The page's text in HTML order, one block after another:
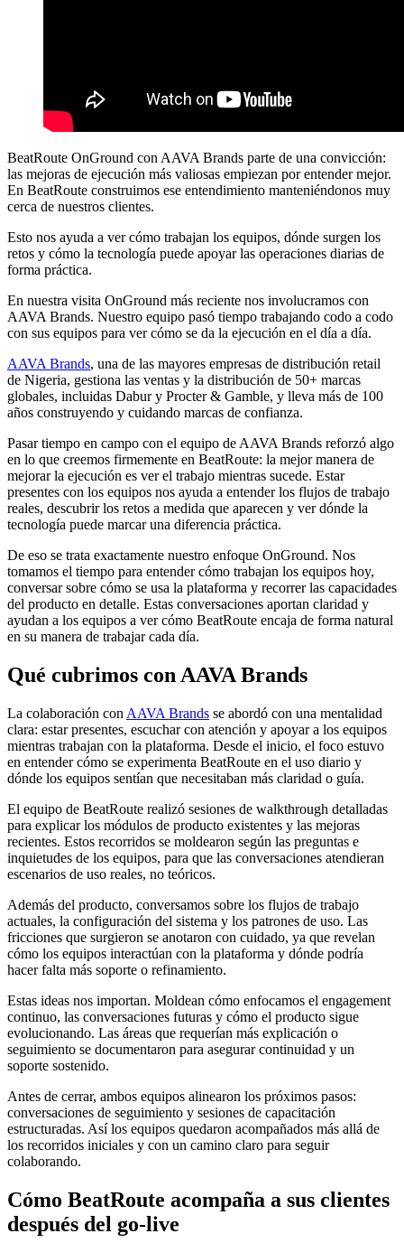
BeatRoute OnGround con AAVA Brands parte de una convicción:
las mejoras de ejecución más valiosas empiezan por entender mejor.
En BeatRoute construimos ese entendimiento manteniéndonos muy
cerca de nuestros clientes.
Esto nos ayuda a ver cómo trabajan los equipos, dónde surgen los
retos y cómo la tecnología puede apoyar las operaciones diarias de
forma práctica.
En nuestra visita OnGround más reciente nos involucramos con
AAVA Brands. Nuestro equipo pasó tiempo trabajando codo a codo
con sus equipos para ver cómo se da la ejecución en el día a día.
AAVA Brands, una de las mayores empresas de distribución retail
de Nigeria, gestiona las ventas y la distribución de 50+ marcas
globales, incluidas Dabur y Procter & Gamble, y lleva más de 100
años construyendo y cuidando marcas de confianza.
Pasar tiempo en campo con el equipo de AAVA Brands reforzó algo
en lo que creemos firmemente en BeatRoute: la mejor manera de
mejorar la ejecución es ver el trabajo mientras sucede. Estar
presentes con los equipos nos ayuda a entender los flujos de trabajo
reales, descubrir los retos a medida que aparecen y ver dónde la
tecnología puede marcar una diferencia práctica.
De eso se trata exactamente nuestro enfoque OnGround. Nos
tomamos el tiempo para entender cómo trabajan los equipos hoy,
conversar sobre cómo se usa la plataforma y recorrer las capacidades
del producto en detalle. Estas conversaciones aportan claridad y
ayudan a los equipos a ver cómo BeatRoute encaja de forma natural
en su manera de trabajar cada día.
Qué cubrimos con AAVA Brands
La colaboración con AAVA Brands se abordó con una mentalidad
clara: estar presentes, escuchar con atención y apoyar a los equipos
mientras trabajan con la plataforma. Desde el inicio, el foco estuvo
en entender cómo se experimenta BeatRoute en el uso diario y
dónde los equipos sentían que necesitaban más claridad o guía.
El equipo de BeatRoute realizó sesiones de walkthrough detalladas
para explicar los módulos de producto existentes y las mejoras
recientes. Estos recorridos se moldearon según las preguntas e
inquietudes de los equipos, para que las conversaciones atendieran
escenarios de uso reales, no teóricos.
Además del producto, conversamos sobre los flujos de trabajo
actuales, la configuración del sistema y los patrones de uso. Las
fricciones que surgieron se anotaron con cuidado, ya que revelan
cómo los equipos interactúan con la plataforma y dónde podría
hacer falta más soporte o refinamiento.
Estas ideas nos importan. Moldean cómo enfocamos el engagement
continuo, las conversaciones futuras y cómo el producto sigue
evolucionando. Las áreas que requerían más explicación o
seguimiento se documentaron para asegurar continuidad y un
soporte sostenido.
Antes de cerrar, ambos equipos alinearon los próximos pasos:
conversaciones de seguimiento y sesiones de capacitación
estructuradas. Así los equipos quedaron acompañados más allá de
los recorridos iniciales y con un camino claro para seguir
colaborando.
Cómo BeatRoute acompaña a sus clientes
después del go-live